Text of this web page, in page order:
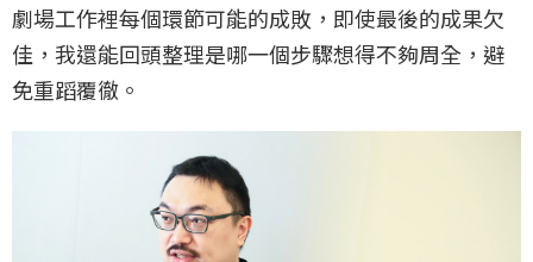
劇場工作裡每個環節可能的成敗，即使最後的成果欠
佳，我還能回頭整理是哪一個步驟想得不夠周全，避
免重蹈覆徹。